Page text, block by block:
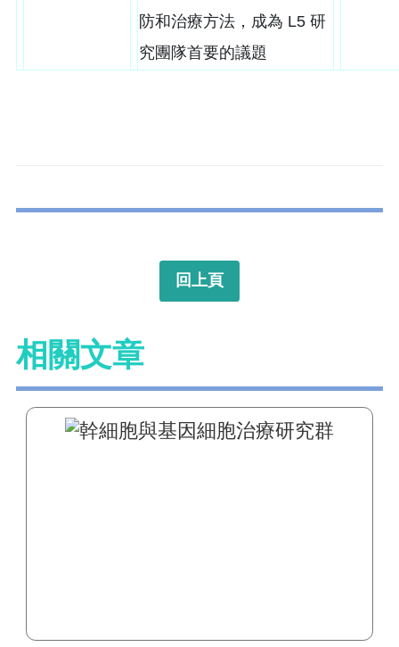
防和治療方法，成為 L5 研
究團隊首要的議題
回上頁
相關文章